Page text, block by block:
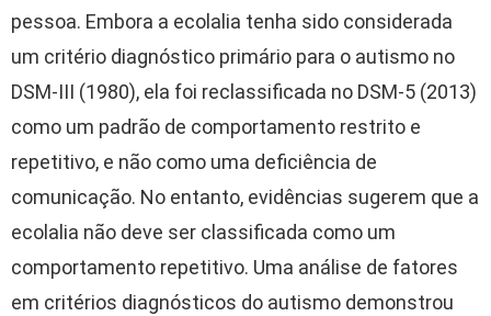
pessoa. Embora a ecolalia tenha sido considerada
um critério diagnóstico primário para o autismo no
DSM-III (1980), ela foi reclassificada no DSM-5 (2013)
como um padrão de comportamento restrito e
repetitivo, e não como uma deficiência de
comunicação. No entanto, evidências sugerem que a
ecolalia não deve ser classificada como um
comportamento repetitivo. Uma análise de fatores
em critérios diagnósticos do autismo demonstrou